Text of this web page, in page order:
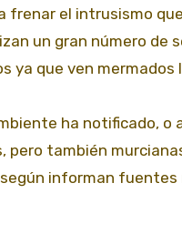
el intrusismo
un gran número de
ya que ven mermados
ha notificado, o
también
informan